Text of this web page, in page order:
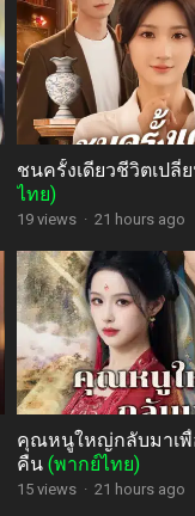
ชนครั้งเดียวชีวิตเปลี่
ไทย)
19 views · 21 hours ago
คุณหนูใหญ่กลับมาเพื่
คืน (พากย์ไทย)
15 views · 21 hours ago